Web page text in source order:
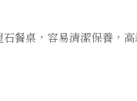
餐桌，容易清潔保養，